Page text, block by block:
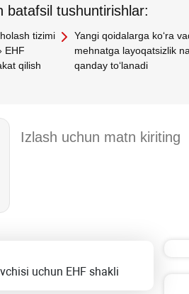
batafsil tushuntirishlar:
tizimi
EHF
qilish
Yangi qoidalarga koʻra
mehnatga layoqatsizlik
qanday toʻlanadi
uchun EHF shakli